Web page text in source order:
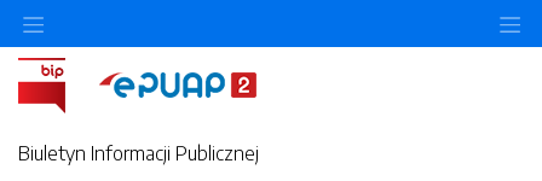
Biuletyn Informacji Publicznej